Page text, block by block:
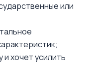
или
хочет усилить